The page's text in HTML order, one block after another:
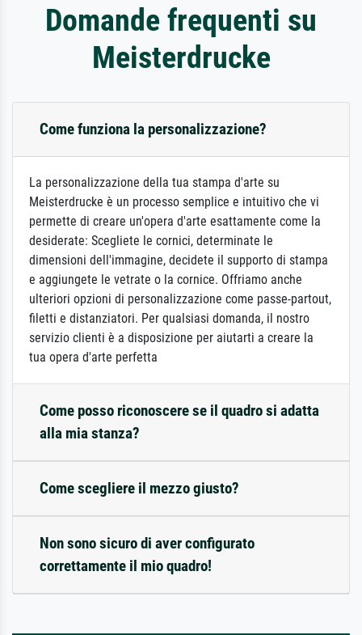
Domande frequenti su
Meisterdrucke
Come funziona la personalizzazione?
La personalizzazione della tua stampa d'arte su
Meisterdrucke è un processo semplice e intuitivo che vi
permette di creare un'opera d'arte esattamente come la
desiderate: Scegliete le cornici, determinate le
dimensioni dell'immagine, decidete il supporto di stampa
e aggiungete le vetrate o la cornice. Offriamo anche
ulteriori opzioni di personalizzazione come passe-partout,
filetti e distanziatori. Per qualsiasi domanda, il nostro
servizio clienti è a disposizione per aiutarti a creare la
tua opera d'arte perfetta
Come posso riconoscere se il quadro si adatta
alla mia stanza?
Come scegliere il mezzo giusto?
Non sono sicuro di aver configurato
correttamente il mio quadro!